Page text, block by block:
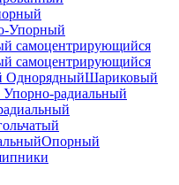
Упорный
самоцентрирующийся
самоцентрирующийся
ОднорядныйШариковый
радиальный
Опорный